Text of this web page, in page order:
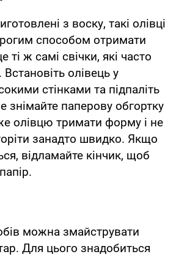
з воску, такі олівці
способом отримати
ті ж самі свічки, які часто
олівець у
стінками та підпаліть
знімайте паперову обгортку
олівцю тримати форму і не
занадто швидко. Якщо
відламайте кінчик, щоб
можна змайструвати
Для цього знадобиться